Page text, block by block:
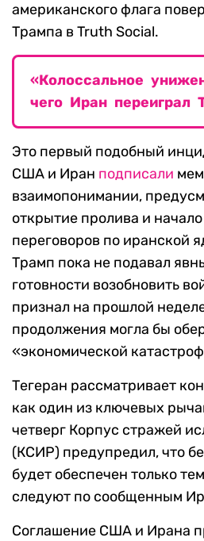
американского флага
Трампа в Truth Social.
«Колоссальное
чего Иран переиграл
Это первый подобный
США и Иран подписали
взаимопонимании,
открытие пролива и
переговоров по иранской
Трамп пока не подавал
готовности возобновить
признал на прошлой
продолжения могла бы
«экономической
Тегеран рассматривает
как один из ключевых
четверг Корпус стражей
(КСИР) предупредил, что
будет обеспечен только
следуют по сообщенным
Соглашение США и Ирана